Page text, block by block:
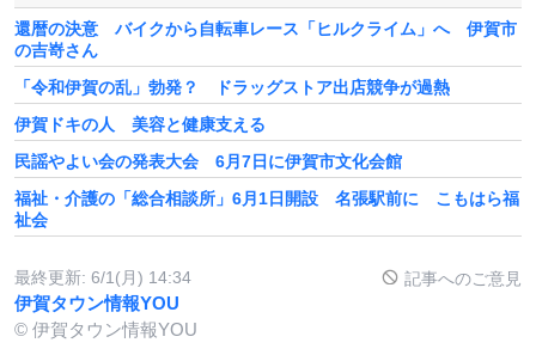
還暦の決意 バイクから自転車レース「ヒルクライム」へ 伊賀市
の吉嵜さん
「令和伊賀の乱」勃発？ ドラッグストア出店競争が過熱
伊賀ドキの人 美容と健康支える
民謡やよい会の発表大会 6月7日に伊賀市文化会館
福祉・介護の「総合相談所」6月1日開設 名張駅前に こもはら福
祉会
最終更新: 6/1(月) 14:34 記事へのご意見
伊賀タウン情報YOU
© 伊賀タウン情報YOU